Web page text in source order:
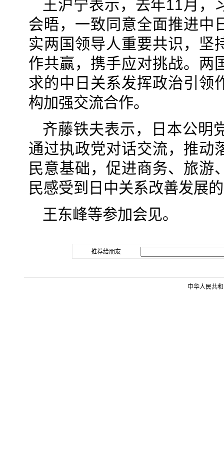
王沪宁表示，去年11月，
会晤，一致同意全面推进中
实两国领导人重要共识，坚
作共赢，携手应对挑战。两
求的中日关系发挥政治引领
构加强交流合作。
齐藤铁夫表示，日本公明
通过执政党对话交流，推动
民意基础，促进商务、旅游
民感受到日中关系改善发展
王东峰等参加会见。
推荐给朋友
中华人民共